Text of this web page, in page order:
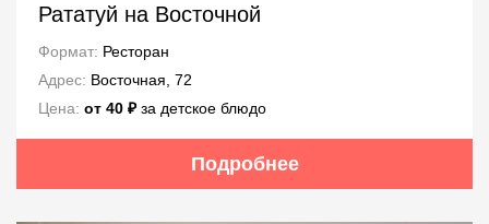
Рататуй на Восточной
Формат: Ресторан
Адрес: Восточная, 72
Цена: от 40 ₽за детское блюдо
Подробнее